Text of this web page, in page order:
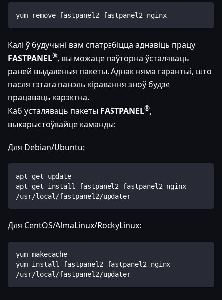
yum remove fastpanel2 fastpanel2-nginx
Калі ў будучыні вам спатрэбіцца аднавіць працу
FASTPANEL®, вы можаце паўторна ўсталяваць
раней выдаленыя пакеты. Аднак няма гарантыі, што
пасля гэтага панэль кіравання зноў будзе
працаваць карэктна.
Каб усталяваць пакеты FASTPANEL®,
выкарыстоўвайце каманды:
Для Debian/Ubuntu:
apt-get update
apt-get install fastpanel2 fastpanel2-nginx
/usr/local/fastpanel2/updater
Для CentOS/AlmaLinux/RockyLinux:
yum makecache
yum install fastpanel2 fastpanel2-nginx
/usr/local/fastpanel2/updater